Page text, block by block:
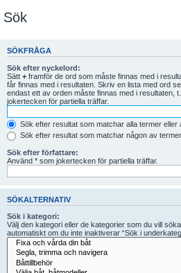
Sök
SÖKFRÅGA
Sök efter nyckelord:
Sätt + framför de ord som måste finnas med i
får finnas med i resultaten. Skriv en lista med ord
endast ett av orden måste finnas med i resultaten,
jokertecken för partiella träffar.
Sök efter resultat som matchar alla termer
Sök efter resultat som matchar någon av
Sök efter författare:
Använd * som jokertecken för partiella träffar.
SÖKALTERNATIV
Sök i kategori:
Välj den kategori eller de kategorier som du vill
automatiskt om du inte inaktiverar “Sök i